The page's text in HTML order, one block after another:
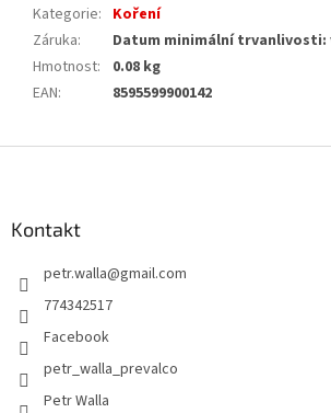
Kategorie: Koření
Záruka:
Datum minimální trvanlivosti:
Hmotnost:
0.08 kg
EAN: 8595599900142
Kontakt
petr.walla@gmail.com
774342517
Facebook
petr_walla_prevalco
Petr Walla